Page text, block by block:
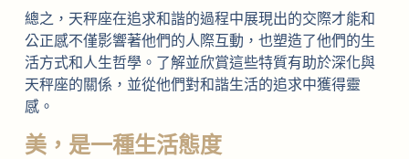
總之，天秤座在追求和諧的過程中展現出的交際才能和
公正感不僅影響著他們的人際互動，也塑造了他們的生
活方式和人生哲學。了解並欣賞這些特質有助於深化與
天秤座的關係，並從他們對和諧生活的追求中獲得靈
感。
美，是一種生活態度